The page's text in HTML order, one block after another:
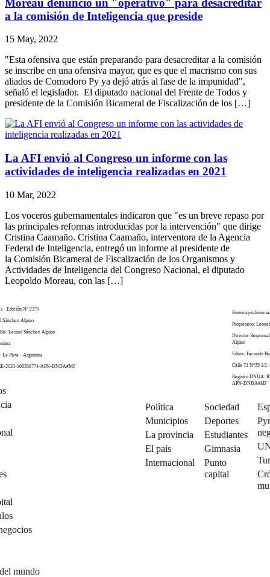
Moreau denunció un "operativo" para desacreditar
a la comisión de Inteligencia que preside
15 May, 2022
"Esta ofensiva que están preparando para desacreditar a la comisión
se inscribe en una ofensiva mayor, que es que el macrismo con sus
aliados de Comodoro Py ya dejó atrás al fase de la impunidad",
señaló el legislador. El diputado nacional del Frente de Todos y
presidente de la Comisión Bicameral de Fiscalización de los […]
La AFI envió al Congreso un informe con las
actividades de inteligencia realizadas en 2021
10 Mar, 2022
Los voceros gubernamentales indicaron que "es un breve repaso por
las principales reformas introducidas por la intervención" que dirige
Cristina Caamaño. Cristina Caamaño, interventora de la Agencia
Federal de Inteligencia, entregó un informe al presidente de
la Comisión Bicameral de Fiscalización de los Organismos y
Actividades de Inteligencia del Congreso Nacional, el diputado
Leopoldo Moreau, con las […]
- Edición N° 2271
Sánchez Alpino
Leonel Sánchez Alpino
La Plata - Argentina
2025-106356774-APN-DNDA#MJ
mundo
Propietario:
Director
Alpino
Editor: Facundo
Calle 71 N°25 1/2
Registro DNDA:
APN-DNDA#MJ
Política
Municipios
La provincia
El país
Internacional
Sociedad
Deportes
Estudiantes
Gimnasia
Punto
capital